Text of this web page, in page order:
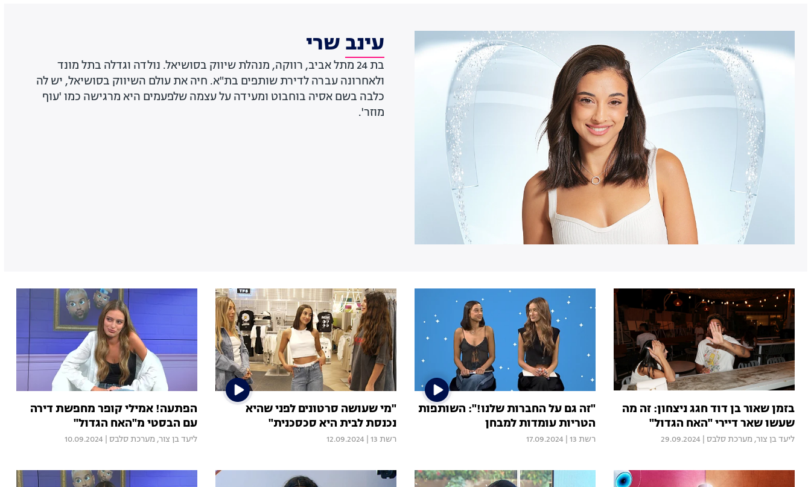
עינב שרי
בת 24 מתל אביב, רווקה, מנהלת שיווק בסושיאל. נולדה וגדלה בתל מונד
ולאחרונה עברה לדירת שותפים בת"א. חיה את עולם השיווק בסושיאל, יש לה
כלבה בשם אסיה בוחבוט ומעידה על עצמה שלפעמים היא מרגישה כמו 'עוף
מוזר'.
בזמן שאור בן דוד חגג ניצחון: זה מה
שעשו שאר דיירי "האח הגדול"
ליעד בן צור, מערכת סלבס 29.09.2024
"זה גם על החברות שלנו!": השותפות
הטריות עומדות למבחן
רשת 13 17.09.2024
"מי שעושה סרטונים לפני שהיא
נכנסת לבית היא סכסכנית"
רשת 13 12.09.2024
הפתעה! אמילי קופר מחפשת דירה
עם הבסטי מ"האח הגדול"
ליעד בן צור, מערכת סלבס 10.09.2024